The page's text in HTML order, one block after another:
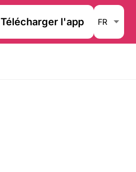
Télécharger l'app